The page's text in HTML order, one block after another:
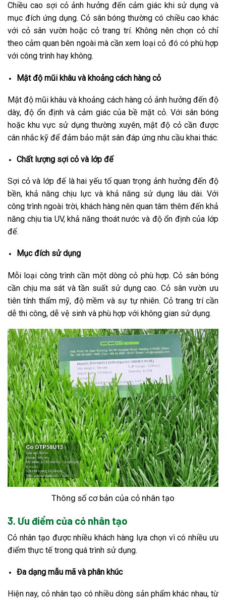
Chiều cao sợi cỏ ảnh hưởng đến cảm giác khi sử dụng và
mục đích ứng dụng. Cỏ sân bóng thường có chiều cao khác
với cỏ sân vườn hoặc cỏ trang trí. Không nên chọn cỏ chỉ
theo cảm quan bên ngoài mà cần xem loại cỏ đó có phù hợp
với công trình hay không.
Mật độ mũi khâu và khoảng cách hàng cỏ
Mật độ mũi khâu và khoảng cách hàng cỏ ảnh hưởng đến độ
dày, độ ổn định và cảm giác của bề mặt cỏ. Với sân bóng
hoặc khu vực sử dụng thường xuyên, mật độ cỏ cần được
cân nhắc kỹ để đảm bảo mặt sân đáp ứng nhu cầu khai thác.
Chất lượng sợi cỏ và lớp đế
Sợi cỏ và lớp đế là hai yếu tố quan trọng ảnh hưởng đến độ
bền, khả năng chịu lực và khả năng sử dụng lâu dài. Với
công trình ngoài trời, khách hàng nên quan tâm thêm đến khả
năng chịu tia UV, khả năng thoát nước và độ ổn định của lớp
đế.
Mục đích sử dụng
Mỗi loại công trình cần một dòng cỏ phù hợp. Cỏ sân bóng
cần chịu ma sát và tần suất sử dụng cao. Cỏ sân vườn ưu
tiên tính thẩm mỹ, độ mềm và sự tự nhiên. Cỏ trang trí cần
dễ thi công, dễ vệ sinh và phù hợp với không gian sử dụng.
Thông số cơ bản của cỏ nhân tạo
3. Ưu điểm của cỏ nhân tạo
Cỏ nhân tạo được nhiều khách hàng lựa chọn vì có nhiều ưu
điểm thực tế trong quá trình sử dụng.
Đa dạng mẫu mã và phân khúc
Hiện nay, cỏ nhân tạo có nhiều dòng sản phẩm khác nhau, từ